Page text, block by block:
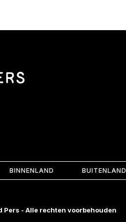
BINNENLAND BUITENLAND
- Alle rechten voorbehouden